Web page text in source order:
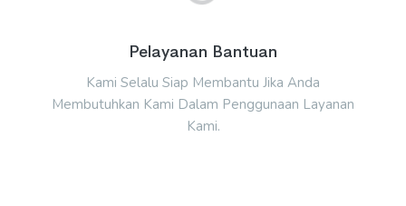
Pelayanan Bantuan
Kami Selalu Siap Membantu Jika Anda
Membutuhkan Kami Dalam Penggunaan Layanan
Kami.